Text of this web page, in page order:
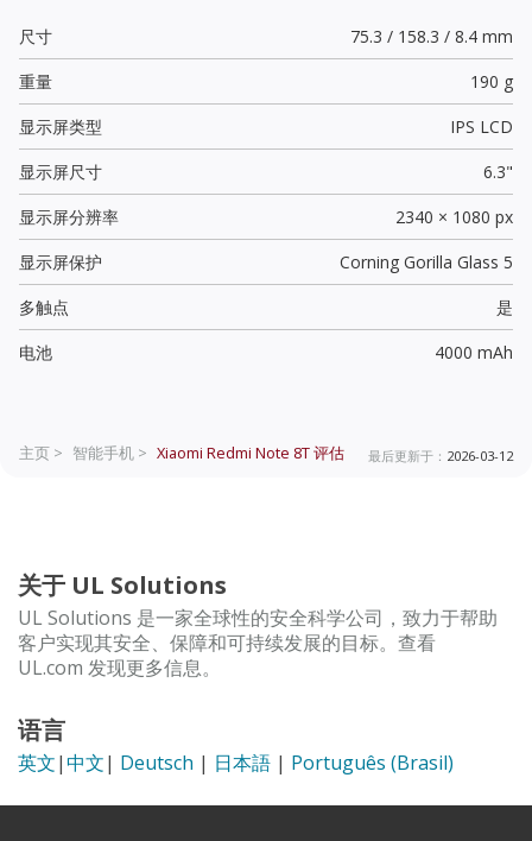
尺寸
75.3 / 158.3 / 8.4 mm
重量
190 g
显示屏类型
IPS LCD
显示屏尺寸
6.3"
显示屏分辨率
2340 × 1080 px
显示屏保护
Corning Gorilla Glass 5
多触点
是
电池
4000 mAh
主页 > 智能手机 > Xiaomi Redmi Note 8T评估 最后更新于： 2026-03-12
关于 UL Solutions
UL Solutions 是一家全球性的安全科学公司，致力于帮助
客户实现其安全、保障和可持续发展的目标。查看
UL.com 发现更多信息。
语言
英文|中文| Deutsch | 日本語 | Português (Brasil)